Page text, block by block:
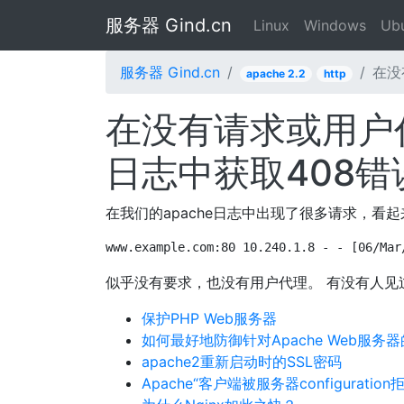
服务器 Gind.cn Linux Windows
服务器 Gind.cn apache 2.2 http 在
在没有请求或用
日志中获取408错
在我们的apache日志中出现了很多请求，看
www.example.com:80 10.240.1.8 - - [06/
似乎没有要求，也没有用户代理。 有没有人见
保护PHP Web服务器
如何最好地防御针对Apache Web服务
apache2重新启动时的SSL密码
Apache“客户端被服务器configuration